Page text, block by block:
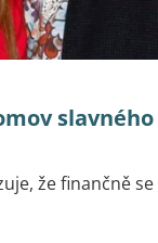
že finančně